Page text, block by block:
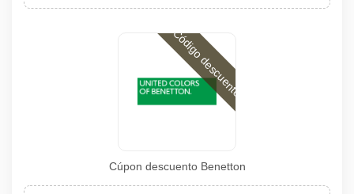
Código descuento
Cúpon descuento Benetton